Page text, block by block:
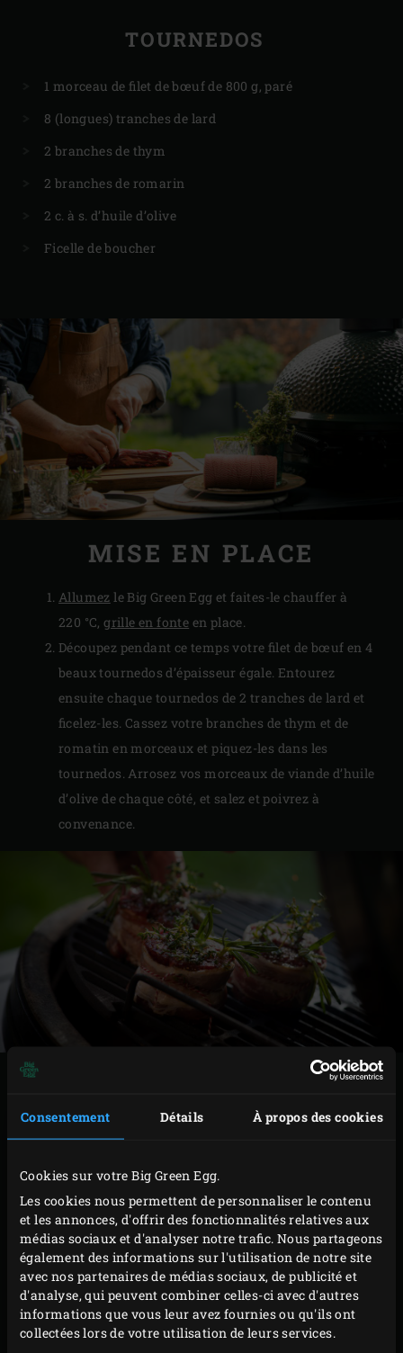
Consentement Détails À propos des cookies
Cookies sur votre Big Green Egg.
Les cookies nous permettent de personnaliser le contenu
et les annonces, d'offrir des fonctionnalités relatives aux
médias sociaux et d'analyser notre trafic. Nous partageons
également des informations sur l'utilisation de notre site
avec nos partenaires de médias sociaux, de publicité et
d'analyse, qui peuvent combiner celles-ci avec d'autres
informations que vous leur avez fournies ou qu'ils ont
collectées lors de votre utilisation de leurs services.
TOURNEDOS
1 morceau de filet de bœuf de 800 g, paré
8 (longues) tranches de lard
2 branches de thym
2 branches de romarin
2 c. à s. d’huile d’olive
Ficelle de boucher
MISE EN PLACE
Allumez le Big Green Egg et faites-le chauffer à
220 °C,grille en fonte en place.
Découpez pendant ce temps votre filet de bœuf en 4
beaux tournedos d’épaisseur égale. Entourez
ensuite chaque tournedos de 2 tranches de lard et
ficelez-les. Cassez votre branches de thym et de
romatin en morceaux et piquez-les dans les
tournedos. Arrosez vos morceaux de viande d’huile
d’olive de chaque côté, et salez et poivrez à
convenance.
griller pendant environ 3 minutes. Faites
pivoter les tournedos d’un quart de tour et
laissez-les de nouveau griller 3 minutes pour
obtenir un beau quadrillage. Prenez soin de
toujours bien rabattre le couvercle de l’EGG
après chaque manipulation.
Retournez les tournedos et faites-les de